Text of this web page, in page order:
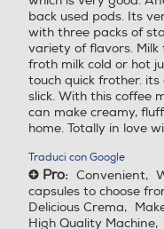
Tecnologia esclusiva
azione caffè: la
a roteare la capsula
volte al minute
caffè con la forza
a Sistema intelligente
trazione capsule: non
sogno di cambiare
o, la macchina
automaticamente la
back used pods. Its
with three packs of
variety of flavors. Milk
froth milk cold or hot
touch quick frother.
slick. With this coffee
can make creamy,
home. Totally in love
Traduci con Google
+ Pro: Convenient,
capsules to choose
Delicious Crema,
High Quality Machine,